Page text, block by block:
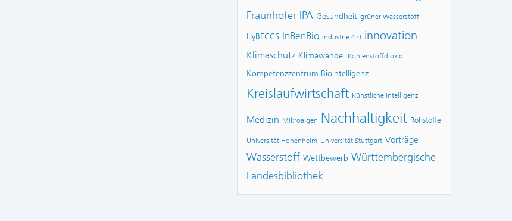
Fraunhofer IPA Gesundheit grüner Wasserstoff
HyBECCS InBenBio Industrie 4.0 innovation
Klimaschutz Klimawandel Kohlenstoffdioxid
Kompetenzzentrum Biointelligenz
Kreislaufwirtschaft Künstliche Intelligenz
Medizin Mikroalgen Nachhaltigkeit Rohstoffe
Universität Hohenheim Universität Stuttgart Vorträge
Wasserstoff Wettbewerb Württembergische
Landesbibliothek